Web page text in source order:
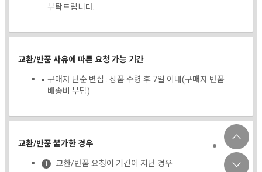
부탁드립니다.
교환/반품 사유에 따른 요청 가능 기간
구매자 단순 변심 : 상품 수령 후 7일 이내(구매자 반품
배송비 부담)
교환/반품 불가한 경우
교환/반품 요청이 기간이 지난 경우